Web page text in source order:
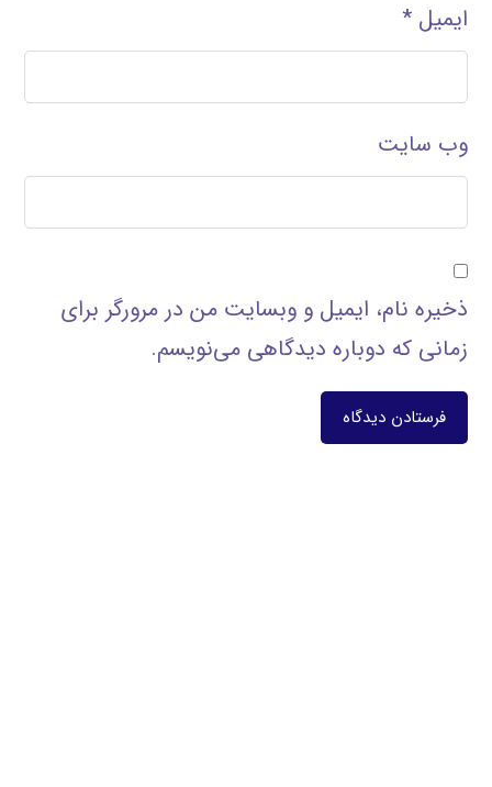
ایمیل*
وب‌ سایت
ذخیره نام، ایمیل و وبسایت من در مرورگر برای
زمانی که دوباره دیدگاهی می‌نویسم.
فرستادن دیدگاه